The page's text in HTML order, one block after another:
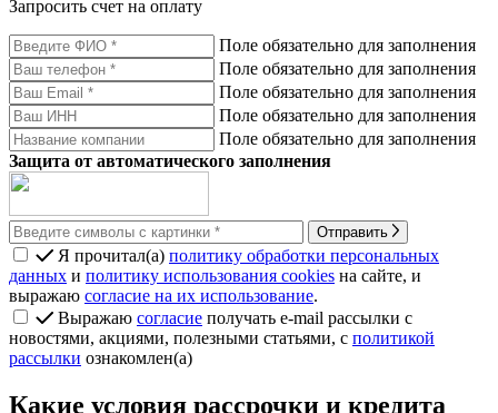
Запросить счет на оплату
Поле обязательно для заполнения
Поле обязательно для заполнения
Поле обязательно для заполнения
Поле обязательно для заполнения
Поле обязательно для заполнения
Защита от автоматического заполнения
Отправить
Я прочитал(а) политику обработки персональных
данных и политику использования cookies на сайте, и
выражаю согласие на их использование.
Выражаю согласие получать e-mail рассылки с
новостями, акциями, полезными статьями, с политикой
рассылки ознакомлен(а)
Какие условия рассрочки и кредита